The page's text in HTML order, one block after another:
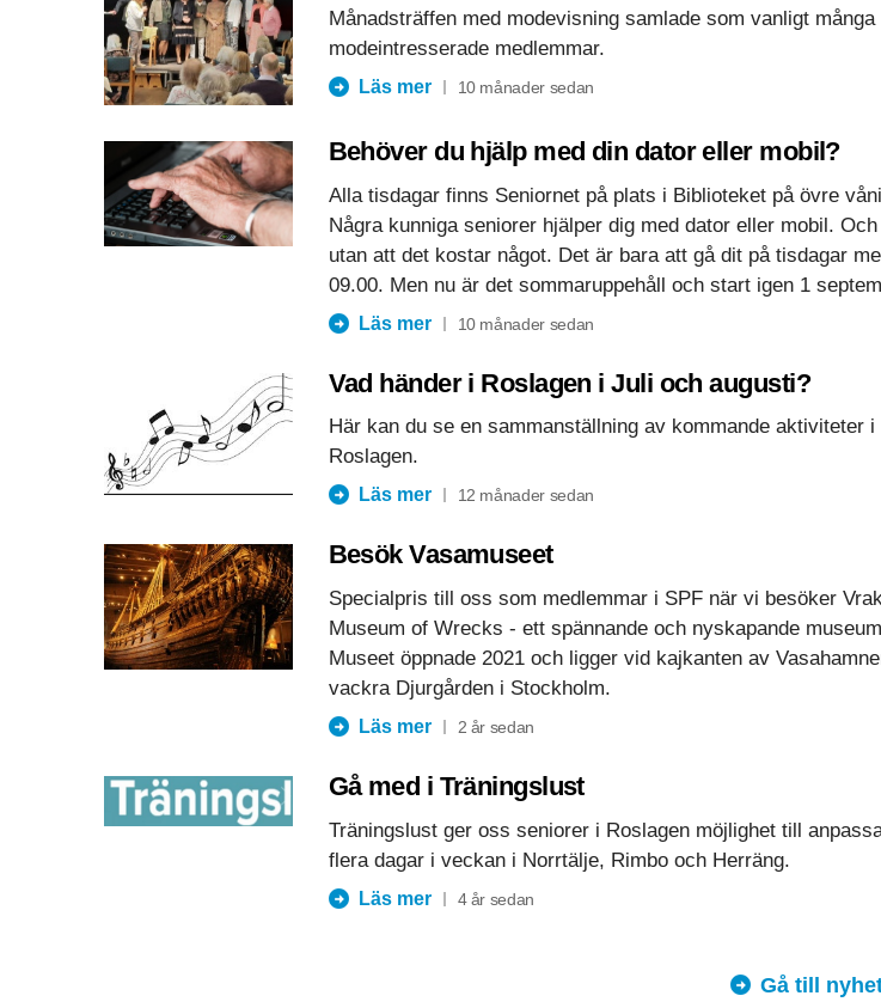
Månadsträffen med modevisning samlade som vanligt många
modeintresserade medlemmar.
Läs mer 10 månader sedan
Behöver du hjälp med din dator eller mobil?
Alla tisdagar finns Seniornet på plats i Biblioteket på övre
Några kunniga seniorer hjälper dig med dator eller mobil.
utan att det kostar något. Det är bara att gå dit på tisdagar
09.00. Men nu är det sommaruppehåll och start igen 1
Läs mer 10 månader sedan
Vad händer i Roslagen i Juli och augusti?
Här kan du se en sammanställning av kommande aktiviteter i
Roslagen.
Läs mer 12 månader sedan
Besök Vasamuseet
Specialpris till oss som medlemmar i SPF när vi besöker
Museum of Wrecks - ett spännande och nyskapande
Museet öppnade 2021 och ligger vid kajkanten av
vackra Djurgården i Stockholm.
Läs mer 2 år sedan
Gå med i Träningslust
Träningslust ger oss seniorer i Roslagen möjlighet till
flera dagar i veckan i Norrtälje, Rimbo och Herräng.
Läs mer 4 år sedan
Gå till